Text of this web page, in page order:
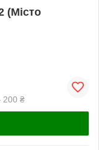
(Місто
200 ₴